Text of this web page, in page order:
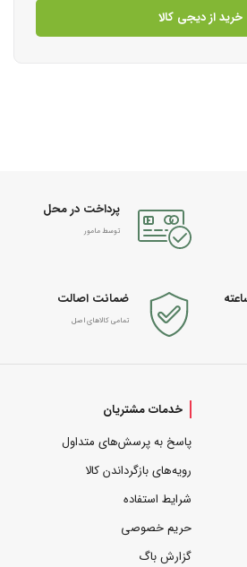
خرید از دیجی کالا
پرداخت در محل
توسط مامور
ضمانت اصالت
تمامی کالاهای اصل
خدمات مشتریان
پاسخ به پرسش‌های متداول
رویه‌های بازگرداندن کالا
شرایط استفاده
حریم خصوصی
گزارش باگ